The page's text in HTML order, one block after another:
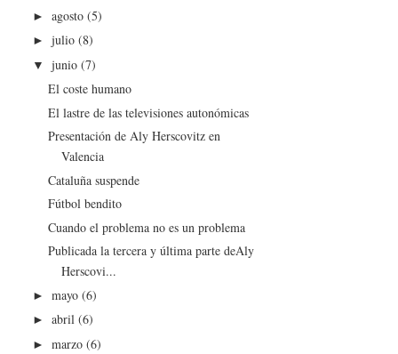
►agosto(5)
►julio(8)
▼junio(7)
El coste humano
El lastre de las televisiones autonómicas
Presentación de Aly Herscovitz en
Valencia
Cataluña suspende
Fútbol bendito
Cuando el problema no es un problema
Publicada la tercera y última parte deAly
Herscovi...
►mayo(6)
►abril(6)
►marzo(6)